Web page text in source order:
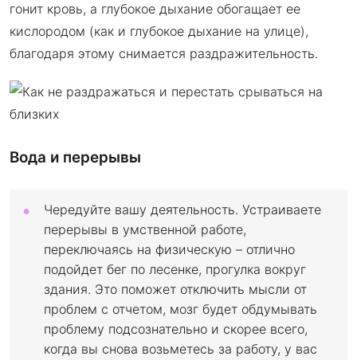
гонит кровь, а глубокое дыхание обогащает ее
кислородом (как и глубокое дыхание на улице),
благодаря этому снимается раздражительность.
Вода и перерывы
Чередуйте вашу деятельность. Устраиваете
перерывы в умственной работе,
переключаясь на физическую – отлично
подойдет бег по лесенке, прогулка вокруг
здания. Это поможет отключить мысли от
проблем с отчетом, мозг будет обдумывать
проблему подсознательно и скорее всего,
когда вы снова возьметесь за работу, у вас